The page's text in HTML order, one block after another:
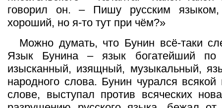
говорил он. – Пишу русским языком,
хороший, но я-то тут при чём?»
Можно думать, что Бунин всё-таки
Язык Бунина – язык богатейший по
изысканный, изящный, музыкальный,
народного слова. Бунин чурался
слове, выступал против всяческих